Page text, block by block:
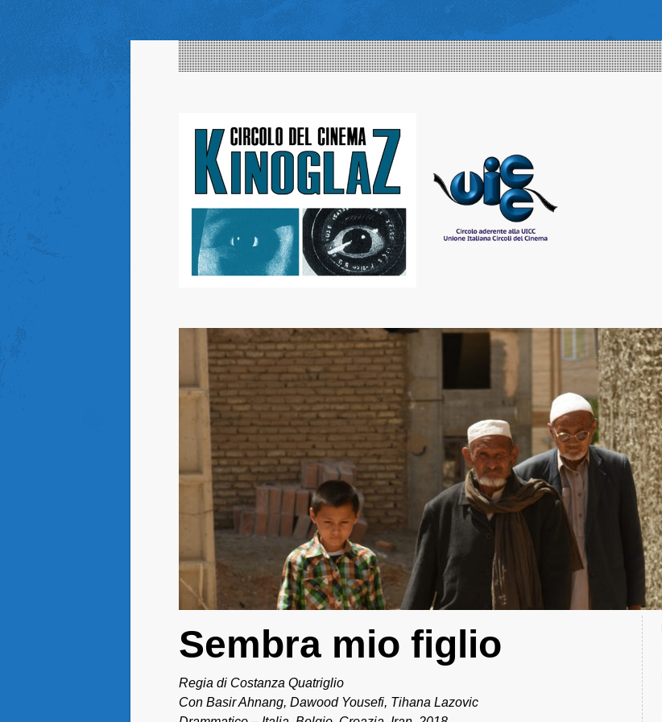
Sembra mio figlio
Regia di Costanza Quatriglio
Con Basir Ahnang, Dawood Yousefi, Tihana Lazovic